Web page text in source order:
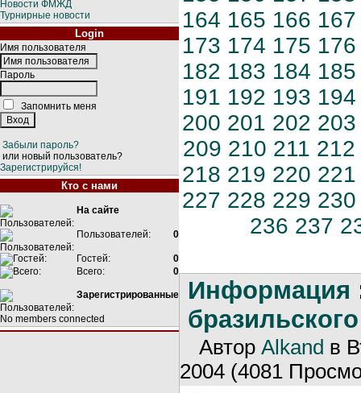
Новости ФМЖД
Турнирные новости
Login
Имя пользователя
Пароль
Запомнить меня
Забыли пароль?
или новый пользователь?
Зарегистрируйся!
Кто с нами
На сайте
Пользователей: 0
Гостей:
0
Всего:
0
Зарегистрированные
No members connected
164 165 166 167
173 174 175 176
182 183 184 185
191 192 193 194
200 201 202 203
209 210 211 212
218 219 220 221
227 228 229 230
236 237
Информация
Автор Alkand в
2004 (4081